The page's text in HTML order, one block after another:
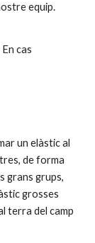
equip.
cas
un elàstic al
de forma
grans grups,
grosses
terra del camp